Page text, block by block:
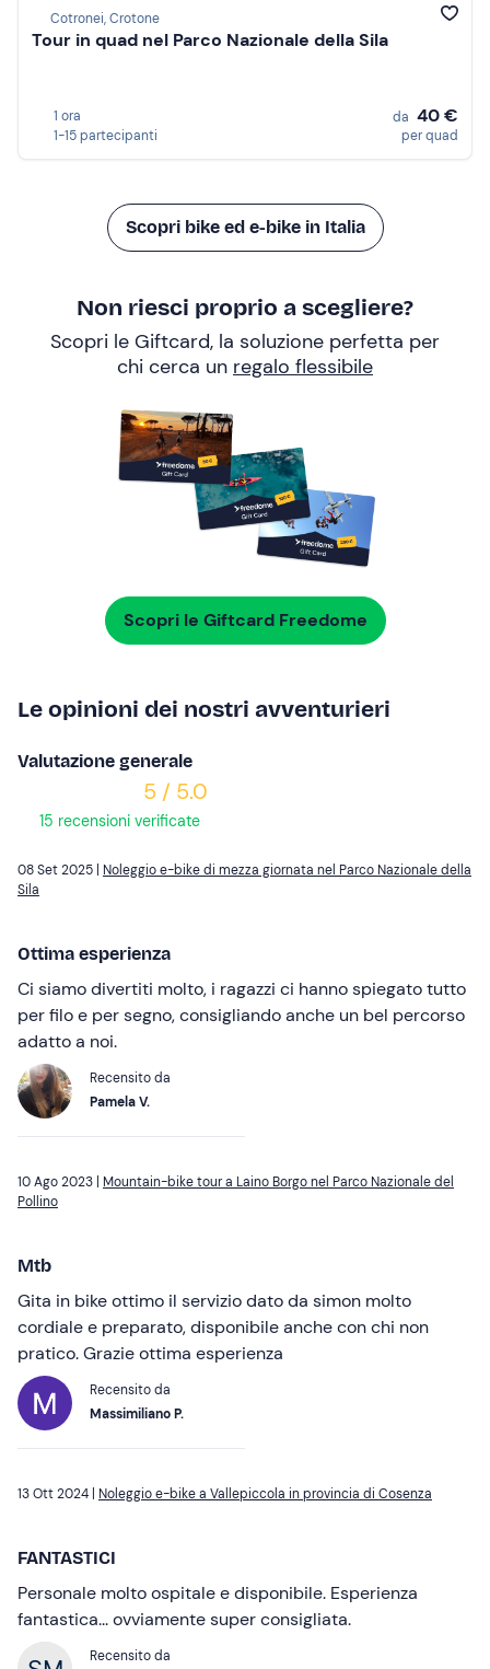
Cotronei, Crotone
Tour in quad nel Parco Nazionale della Sila
1 ora
1-15 partecipanti
da 40 €
per quad
Scopri bike ed e-bike in Italia
Non riesci proprio a scegliere?
Scopri le Giftcard, la soluzione perfetta per
chi cerca un regalo flessibile
Scopri le Giftcard Freedome
Le opinioni dei nostri avventurieri
Valutazione generale
5 / 5.0
15 recensioni verificate
08 Set 2025 | Noleggio e-bike di mezza giornata nel Parco Nazionale della
Sila
Ottima esperienza
Ci siamo divertiti molto, i ragazzi ci hanno spiegato tutto
per filo e per segno, consigliando anche un bel percorso
adatto a noi.
Recensito da
Pamela V.
10 Ago 2023 | Mountain-bike tour a Laino Borgo nel Parco Nazionale del
Pollino
Mtb
Gita in bike ottimo il servizio dato da simon molto
cordiale e preparato, disponibile anche con chi non
pratico. Grazie ottima esperienza
Recensito da
Massimiliano P.
13 Ott 2024 | Noleggio e-bike a Vallepiccola in provincia di Cosenza
FANTASTICI
Personale molto ospitale e disponibile. Esperienza
fantastica... ovviamente super consigliata.
Recensito da